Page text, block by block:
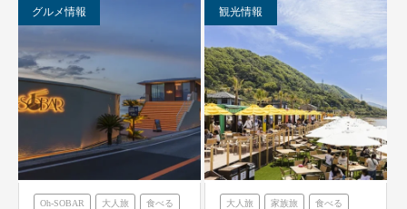
グルメ情報
Oh-SOBAR 大人旅 食べる
観光情報
大人旅 家族旅 食べる